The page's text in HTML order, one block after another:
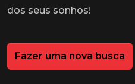
dos seus sonhos!
Fazer uma nova busca